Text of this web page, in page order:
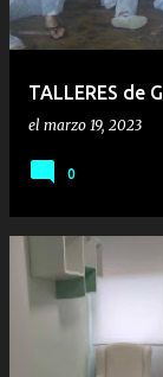
TALLERES de
el marzo 19, 2023
0